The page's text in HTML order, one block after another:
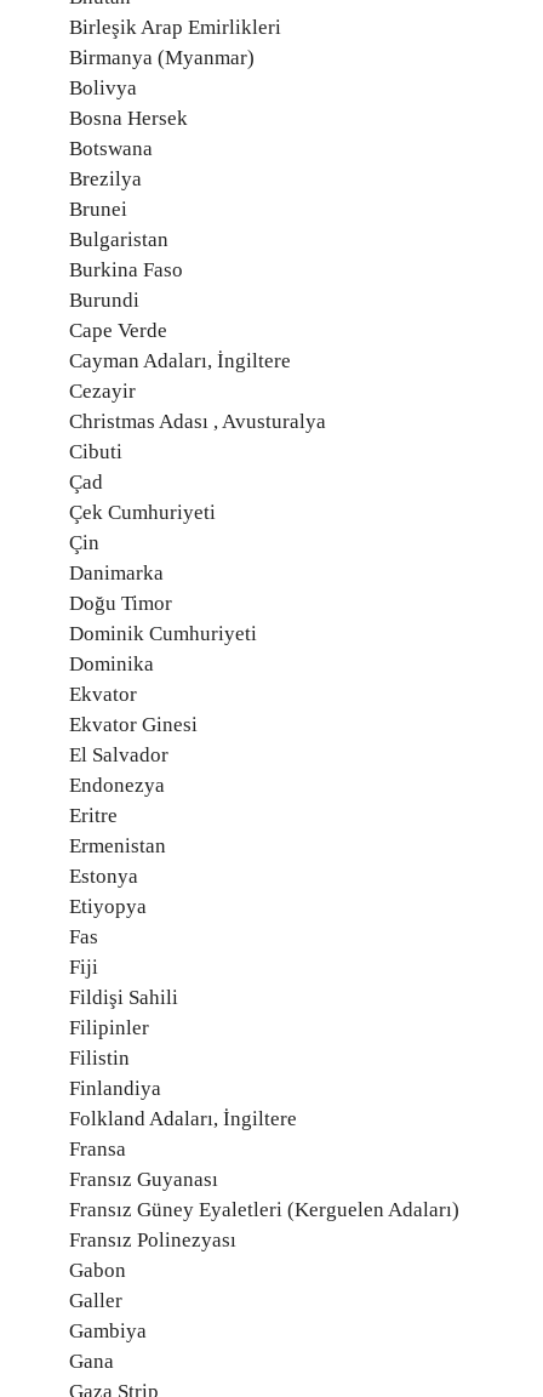
Birleşik Arap Emirlikleri
Birmanya (Myanmar)
Bolivya
Bosna Hersek
Botswana
Brezilya
Brunei
Bulgaristan
Burkina Faso
Burundi
Cape Verde
Cayman Adaları, İngiltere
Cezayir
Christmas Adası , Avusturalya
Cibuti
Çad
Çek Cumhuriyeti
Çin
Danimarka
Doğu Timor
Dominik Cumhuriyeti
Dominika
Ekvator
Ekvator Ginesi
El Salvador
Endonezya
Eritre
Ermenistan
Estonya
Etiyopya
Fas
Fiji
Fildişi Sahili
Filipinler
Filistin
Finlandiya
Folkland Adaları, İngiltere
Fransa
Fransız Guyanası
Fransız Güney Eyaletleri (Kerguelen Adaları)
Fransız Polinezyası
Gabon
Galler
Gambiya
Gana
Gaza Strip